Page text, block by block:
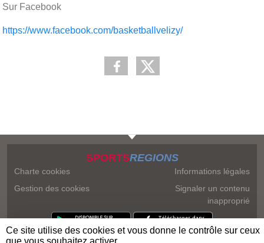
Sur Facebook
https://www.facebook.com/basketballvelizy/
SPORTSREGIONS
Charte cookies
Gestion des cookies
Informations légales
Signaler un contenu
inapproprié
Ce site utilise des cookies et vous donne le contrôle sur ceux
que vous souhaitez activer